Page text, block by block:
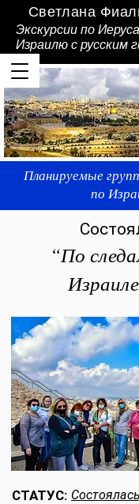
Светлана
Экскурсии по
Израилю с русским
Светлана
Планируемые
по
“По
СТАТУС: Состоялась